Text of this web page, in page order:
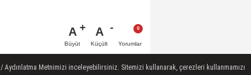
A
Büyüt
A
Küçült Yorumlar
Aydınlatma Metnimizi inceleyebilirsiniz. Sitemizi kullanarak, çerezleri kullanmamızı